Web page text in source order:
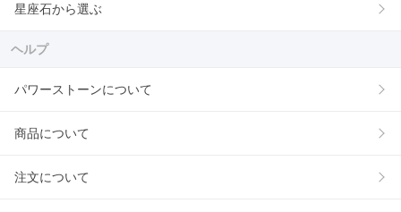
星座石から選ぶ
ヘルプ
パワーストーンについて
商品について
注文について